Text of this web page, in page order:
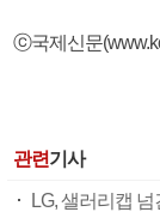
ⓒ국제신문
관련기사
LG, 샐러리캡